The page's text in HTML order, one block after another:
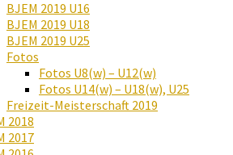
BJEM 2019 U16
BJEM 2019 U18
BJEM 2019 U25
Fotos
Fotos U8(w) – U12(w)
Fotos U14(w) – U18(w), U25
Freizeit-Meisterschaft 2019
2018
2017